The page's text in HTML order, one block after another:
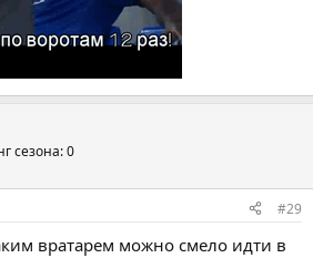
сезона: 0
#29
вратарем можно смело идти в